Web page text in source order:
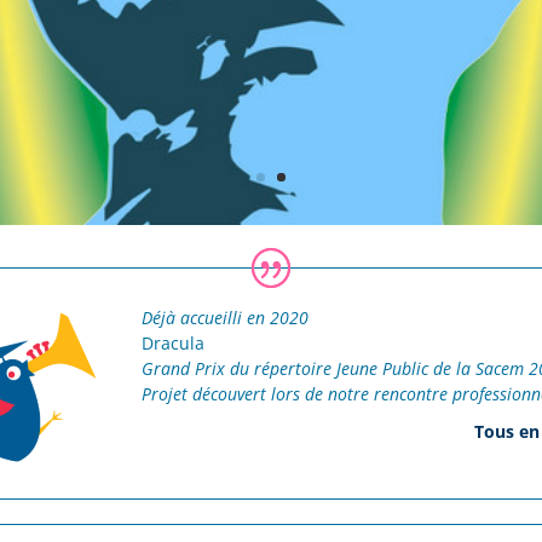
Déjà accueilli en 2020
Dracula
Grand Prix du répertoire Jeune Public de la Sacem
Projet découvert lors de notre rencontre
Tous